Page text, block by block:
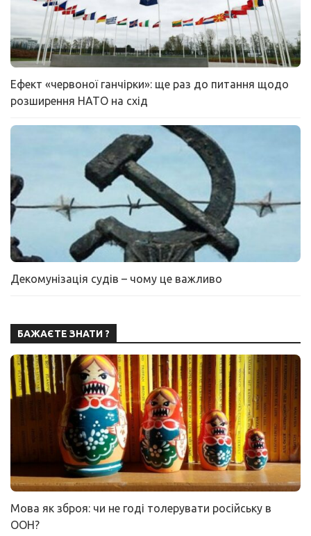
Ефект «червоної ганчірки»: ще раз до питання щодо
розширення НАТО на схід
Декомунізація судів – чому це важливо
БАЖАЄТЕ ЗНАТИ ?
Мова як зброя: чи не годі толерувати російську в
ООН?